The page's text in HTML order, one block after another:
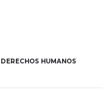
DERECHOS HUMANOS